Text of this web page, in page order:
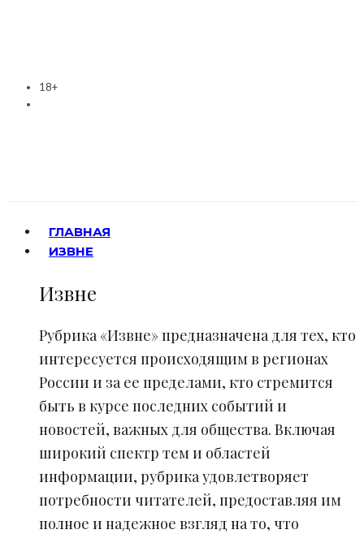
18+
ГЛАВНАЯ
ИЗВНЕ
Извне
Рубрика «Извне» предназначена для тех, кто
интересуется происходящим в регионах
России и за ее пределами, кто стремится
быть в курсе последних событий и
новостей, важных для общества. Включая
широкий спектр тем и областей
информации, рубрика удовлетворяет
потребности читателей, предоставляя им
полное и надежное взгляд на то, что